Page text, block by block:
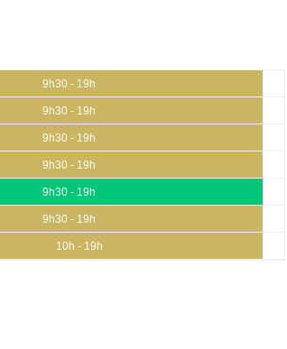
9h30 - 19h
9h30 - 19h
9h30 - 19h
9h30 - 19h
9h30 - 19h
9h30 - 19h
10h - 19h